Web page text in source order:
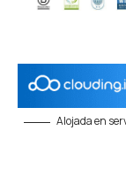
Alojada en